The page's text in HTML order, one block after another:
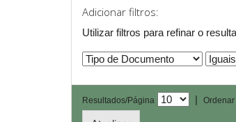
Adicionar filtros:
Utilizar filtros para refinar o
Resultados/Página |